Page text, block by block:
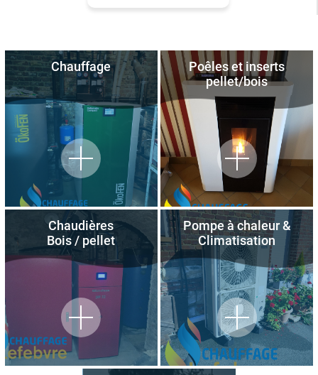
Chauffage
Poêles et inserts
pellet/bois
Chaudières
Bois / pellet
Pompe à chaleur &
Climatisation